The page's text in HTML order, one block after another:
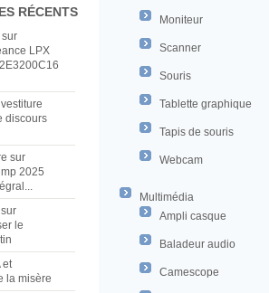
Moniteur
Scanner
Souris
Tablette graphique
Tapis de souris
Webcam
Multimédia
Ampli casque
Baladeur audio
Camescope
RÉCENTS
sur
LPX
discours
sur
2025
sur
le
et
la misère